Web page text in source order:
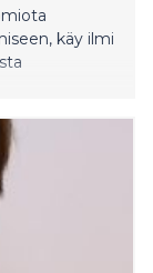
käy ilmi